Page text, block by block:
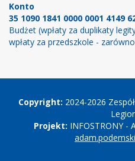
Konto
35 1090 1841 0000 0001 4149
Budżet (wpłaty za duplikaty
wpłaty za przedszkole -
Copyright
Copyright: 2024-2026
Projekt: INFOSTRONY -